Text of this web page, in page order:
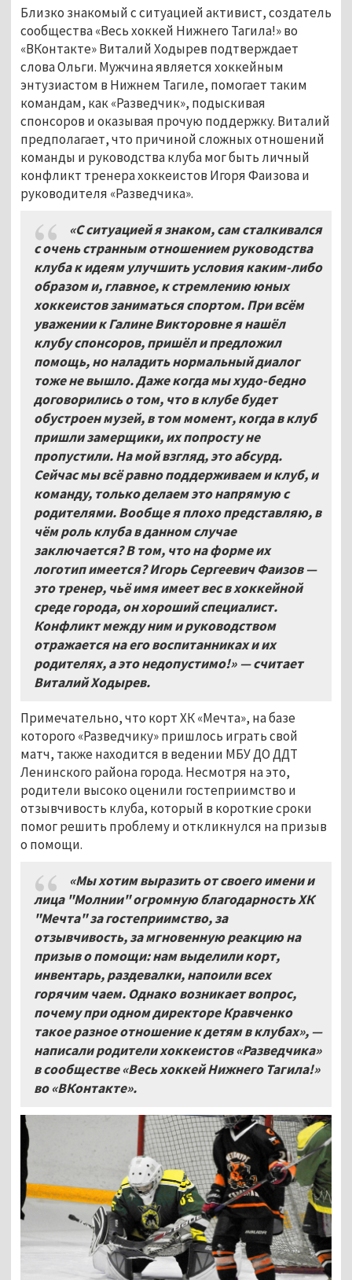
Близко знакомый с ситуацией активист, создатель
сообщества «Весь хоккей Нижнего Тагила!» во
«ВКонтакте» Виталий Ходырев подтверждает
слова Ольги. Мужчина является хоккейным
энтузиастом в Нижнем Тагиле, помогает таким
командам, как «Разведчик», подыскивая
спонсоров и оказывая прочую поддержку. Виталий
предполагает, что причиной сложных отношений
команды и руководства клуба мог быть личный
конфликт тренера хоккеистов Игоря Фаизова и
руководителя «Разведчика».
«С ситуацией я знаком, сам сталкивался
с очень странным отношением руководства
клуба к идеям улучшить условия каким-либо
образом и, главное, к стремлению юных
хоккеистов заниматься спортом. При всём
уважении к Галине Викторовне я нашёл
клубу спонсоров, пришёл и предложил
помощь, но наладить нормальный диалог
тоже не вышло. Даже когда мы худо-бедно
договорились о том, что в клубе будет
обустроен музей, в том момент, когда в клуб
пришли замерщики, их попросту не
пропустили. На мой взгляд, это абсурд.
Сейчас мы всё равно поддерживаем и клуб, и
команду, только делаем это напрямую с
родителями. Вообще я плохо представляю, в
чём роль клуба в данном случае
заключается? В том, что на форме их
логотип имеется? Игорь Сергеевич Фаизов —
это тренер, чьё имя имеет вес в хоккейной
среде города, он хороший специалист.
Конфликт между ним и руководством
отражается на его воспитанниках и их
родителях, а это недопустимо!» — считает
Виталий Ходырев.
Примечательно, что корт ХК «Мечта», на базе
которого «Разведчику» пришлось играть свой
матч, также находится в ведении МБУ ДО ДДТ
Ленинского района города. Несмотря на это,
родители высоко оценили гостеприимство и
отзывчивость клуба, который в короткие сроки
помог решить проблему и откликнулся на призыв
о помощи.
«Мы хотим выразить от своего имени и
лица "Молнии" огромную благодарность ХК
"Мечта" за гостеприимство, за
отзывчивость, за мгновенную реакцию на
призыв о помощи: нам выделили корт,
инвентарь, раздевалки, напоили всех
горячим чаем. Однако возникает вопрос,
почему при одном директоре Кравченко
такое разное отношение к детям в клубах», —
написали родители хоккеистов «Разведчика»
в сообществе «Весь хоккей Нижнего Тагила!»
во «ВКонтакте».